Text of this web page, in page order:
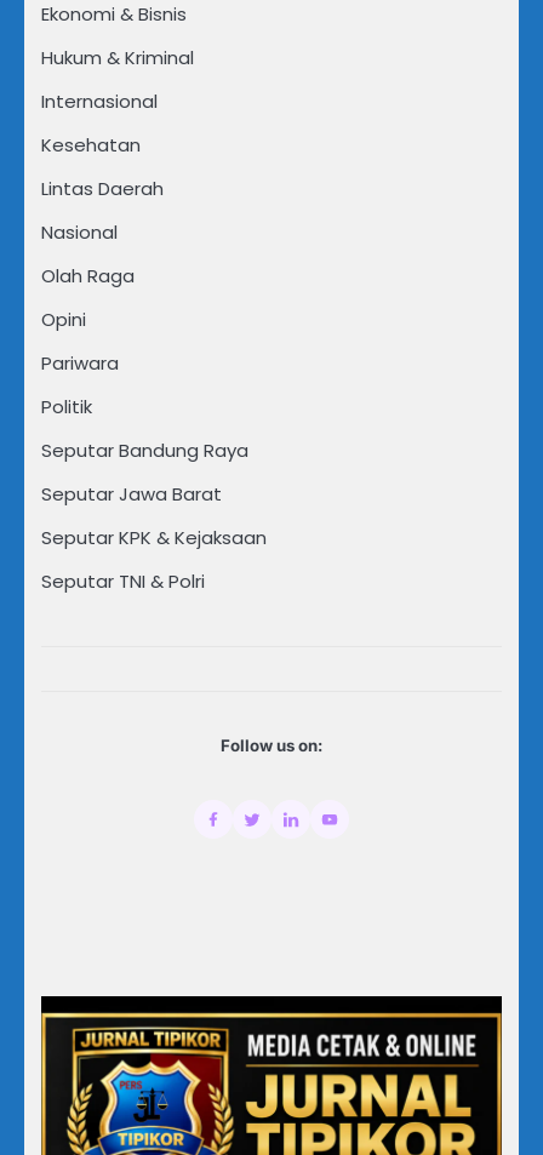
Ekonomi & Bisnis
Hukum & Kriminal
Internasional
Kesehatan
Lintas Daerah
Nasional
Olah Raga
Opini
Pariwara
Politik
Seputar Bandung Raya
Seputar Jawa Barat
Seputar KPK & Kejaksaan
Seputar TNI & Polri
Follow us on: